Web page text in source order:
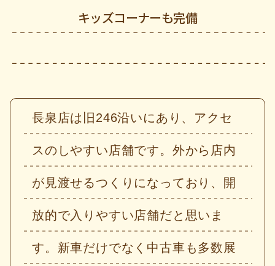
キッズコーナーも完備
長泉店は旧246沿いにあり、アクセ
スのしやすい店舗です。外から店内
が見渡せるつくりになっており、開
放的で入りやすい店舗だと思いま
す。新車だけでなく中古車も多数展